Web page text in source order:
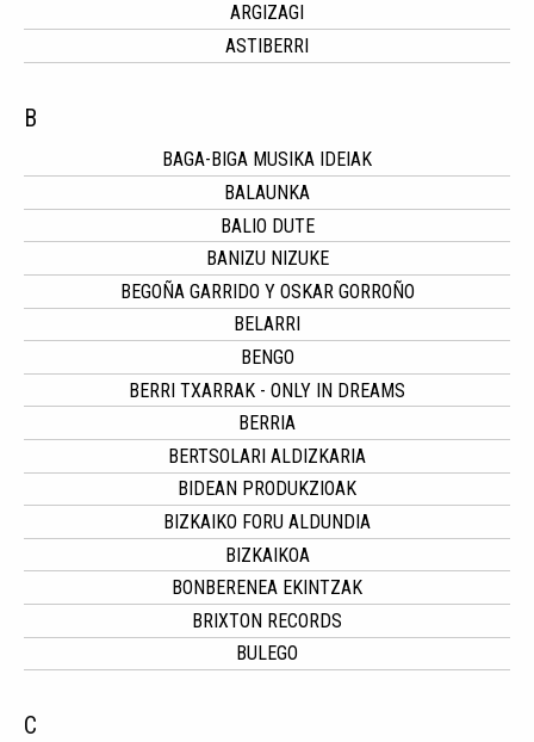
ARGIZAGI
ASTIBERRI
B
BAGA-BIGA MUSIKA IDEIAK
BALAUNKA
BALIO DUTE
BANIZU NIZUKE
BEGOÑA GARRIDO Y OSKAR GORROÑO
BELARRI
BENGO
BERRI TXARRAK - ONLY IN DREAMS
BERRIA
BERTSOLARI ALDIZKARIA
BIDEAN PRODUKZIOAK
BIZKAIKO FORU ALDUNDIA
BIZKAIKOA
BONBERENEA EKINTZAK
BRIXTON RECORDS
BULEGO
C